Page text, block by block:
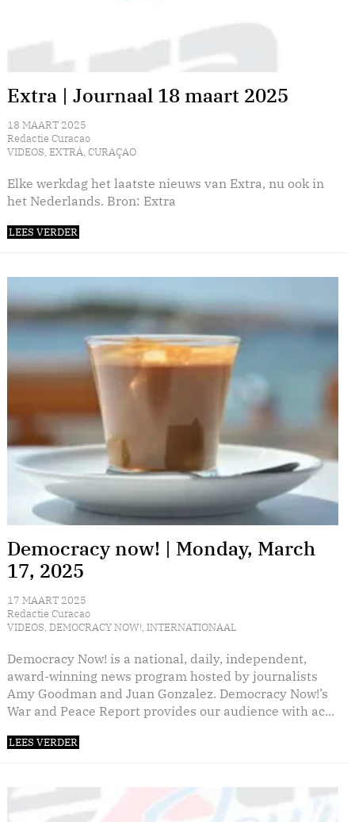
Extra | Journaal 18 maart 2025
18 MAART 2025
Redactie Curacao
VIDEOS, EXTRÁ, CURAÇAO
Elke werkdag het laatste nieuws van Extra, nu ook in
het Nederlands. Bron: Extra
LEES VERDER
Democracy now! | Monday, March
17, 2025
17 MAART 2025
Redactie Curacao
VIDEOS, DEMOCRACY NOW!, INTERNATIONAAL
Democracy Now! is a national, daily, independent,
award-winning news program hosted by journalists
Amy Goodman and Juan Gonzalez. Democracy Now!’s
War and Peace Report provides our audience with ac...
LEES VERDER